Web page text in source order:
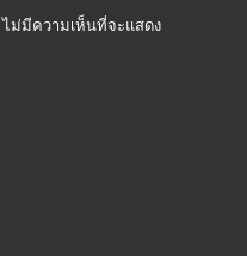
ไม่มีความเห็นที่จะแสดง